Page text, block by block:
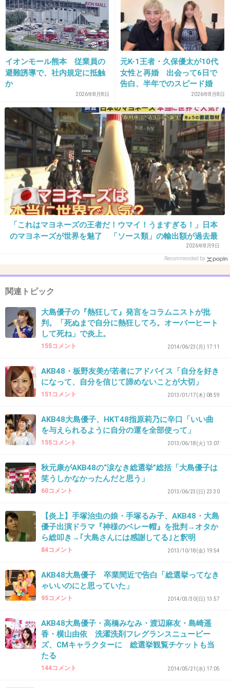
33. 匿名2014/06/24(火) 12:47:47
初めて見たときこの子可愛いかもって思ったけ
ど、テレビでみたらただのおばさんだった
+70 -4
34. 匿名2014/06/24(火) 12:48:04
総監督からしてコレ↓だもんｗ
出典：up.gc-img.net
+239 -7
2014/06/24(火) 12:49:04
キムタクも割とそういう傾向あるよね。笑
+235
37. 匿名2014/06/24(火) 12:49:14
しゃべるとバカがバレるしみんなが不快になる
んだからしゃべるな
+97
38. 匿名 2014/06/24(火) 12:49:35
こいつ本当バカだよね
日本代表と自分を同列に語ったり、なりたいポ
ジションは香川照之と言ったり、サブちゃんの
紅白引退に自分の卒業話を被せてきたり、マジ
で頭おかしいというか井の中の蛙状態でずっと
きちゃったと思う
存在が恥晒し
-5
イオンモール熊本 従業員の
避難誘導で、社内規定に抵触
か
2026年8月8日
元K-1王者・久保優太が10代
女性と再婚 出会って6日で
告白、半年でのスピード婚
2026年8月8日
「これはマヨネーズの王者だ！ウマイ！うますぎる！」日本
のマヨネーズが世界を魅了 「ソース類」の輸出額が過去最
2026年8月9日
Recommended by
関連トピック
大島優子の『熱狂して』発言をコラムニストが批
判。「死ぬまで自分に熱狂してろ。オーバーヒート
して死ね」で炎上。
155コメント 2014/06/23(月) 17:11
AKB48・板野友美が若者にアドバイス「自分を好き
になって、自分を信じて諦めないことが大切」
151コメント 2013/01/17(木) 08:59
AKB48大島優子、HKT48指原莉乃に辛口「いい曲
を与えられるように自分の運を全部使って」
155コメント 2013/06/18(火) 13:07
秋元康がAKB48の“涙なき総選挙”総括「大島優子は
笑うしかなかったんだと思う」
60コメント 2013/06/23(日) 23:30
【炎上】手塚治虫の娘・手塚るみ子、AKB48・大島
優子出演ドラマ『神様のベレー帽』を批判→オタか
ら総叩き→｢大島さんには感謝してる｣と釈明
84コメント 2013/10/18(金) 19:54
AKB48大島優子 卒業間近で告白「総選挙ってなき
ゃいいのにと思っていた」
95コメント 2014/03/30(日) 13:57
AKB48大島優子・高橋みなみ・渡辺麻友・島崎遥
香・横山由依 洗濯洗剤フレグランスニュービー
ズ、CMキャラクターに 総選挙観覧チケットも当
たる
144コメント 2014/05/21(水) 17:05